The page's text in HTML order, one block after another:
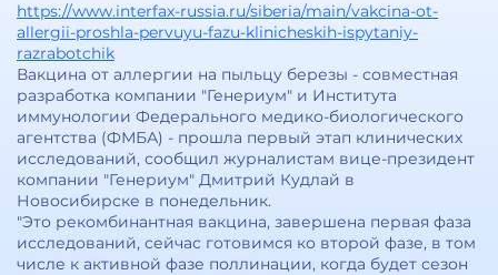
https://www.interfax-russia.ru/siberia/main/vakcina-ot-
allergii-proshla-pervuyu-fazu-klinicheskih-ispytaniy-
razrabotchik
Вакцина от аллергии на пыльцу березы - совместная
разработка компании "Генериум" и Института
иммунологии Федерального медико-биологического
агентства (ФМБА) - прошла первый этап клинических
исследований, сообщил журналистам вице-президент
компании "Генериум" Дмитрий Кудлай в
Новосибирске в понедельник.
"Это рекомбинантная вакцина, завершена первая фаза
исследований, сейчас готовимся ко второй фазе, в том
числе к активной фазе поллинации, когда будет сезон